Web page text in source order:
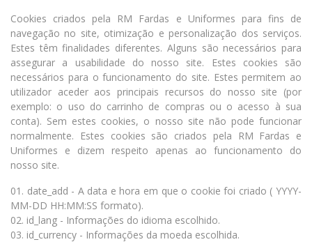
Cookies criados pela RM Fardas e Uniformes para fins de
navegação no site, otimização e personalização dos serviços.
Estes têm finalidades diferentes. Alguns são necessários para
assegurar a usabilidade do nosso site. Estes cookies são
necessários para o funcionamento do site. Estes permitem ao
utilizador aceder aos principais recursos do nosso site (por
exemplo: o uso do carrinho de compras ou o acesso à sua
conta). Sem estes cookies, o nosso site não pode funcionar
normalmente. Estes cookies são criados pela RM Fardas e
Uniformes e dizem respeito apenas ao funcionamento do
nosso site.
01. date_add - A data e hora em que o cookie foi criado ( YYYY-
MM-DD HH:MM:SS formato).
02. id_lang - Informações do idioma escolhido.
03. id_currency - Informações da moeda escolhida.